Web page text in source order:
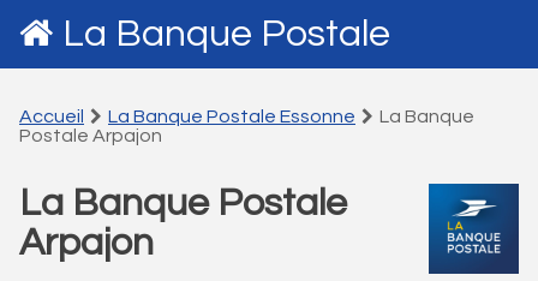
La Banque Postale
Accueil La Banque Postale Essonne
La Banque
Postale Arpajon
La Banque Postale
Arpajon